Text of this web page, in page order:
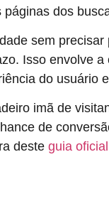
dos
sem
Isso envolve
do usuário
imã de
de
deste guia